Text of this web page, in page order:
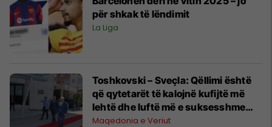
për shkak të lëndimit
La Liga
Toshkovski – Sveçla: Qëllimi është
që qytetarët të kalojnë kufijtë më
lehtë dhe luftë më e suksesshme
kundër krimit të organizuar
Maqedonia e Veriut